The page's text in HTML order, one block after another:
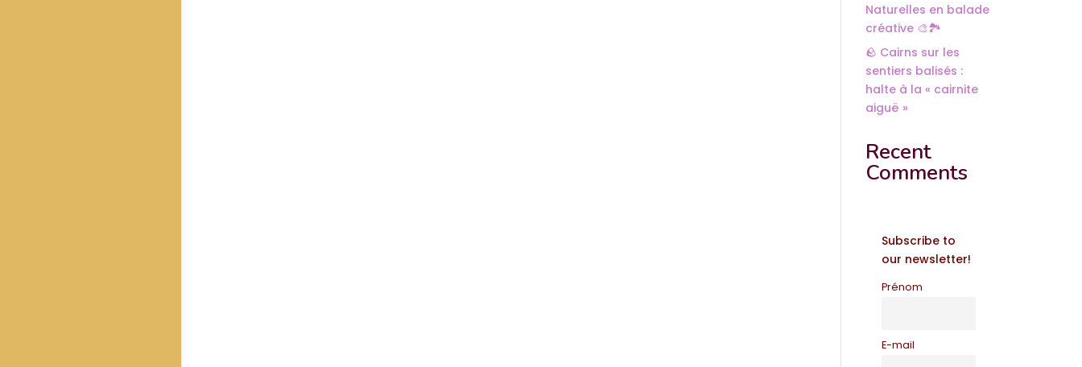
Naturelles en balade
créative 🎨🏞️
🪨 Cairns sur les
sentiers balisés :
halte à la « cairnite
aiguë »
Recent
Comments
Subscribe to
our newsletter!
Prénom
E-mail